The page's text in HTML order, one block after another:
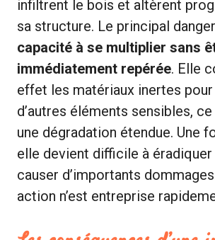
infiltrent le bois et altèrent
sa structure. Le principal
capacité à se multiplier sans
immédiatement repérée. Elle
effet les matériaux inertes
d’autres éléments sensibles,
une dégradation étendue. Une
elle devient difficile à
causer d’importants
action n’est entreprise